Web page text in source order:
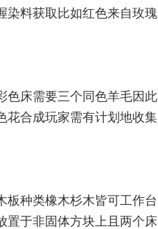
染料获取比如红色来自玫瑰
色床需要三个同色羊毛因此
花合成玩家需有计划地收集
板种类橡木杉木皆可工作台
置于非固体方块上且两个床